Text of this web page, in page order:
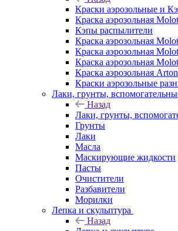
Краски аэрозольные и
Краска аэрозольная
Кэпы распылители
Краска аэрозольная
Краска аэрозольная
Краска аэрозольная
Краска аэрозольная Arton
Краски аэрозольные
Лаки, грунты,
Назад
Лаки, грунты,
Грунты
Лаки
Масла
Маскирующие жидкости
Пасты
Очистители
Разбавители
Морилки
Лепка и скульптура
Назад